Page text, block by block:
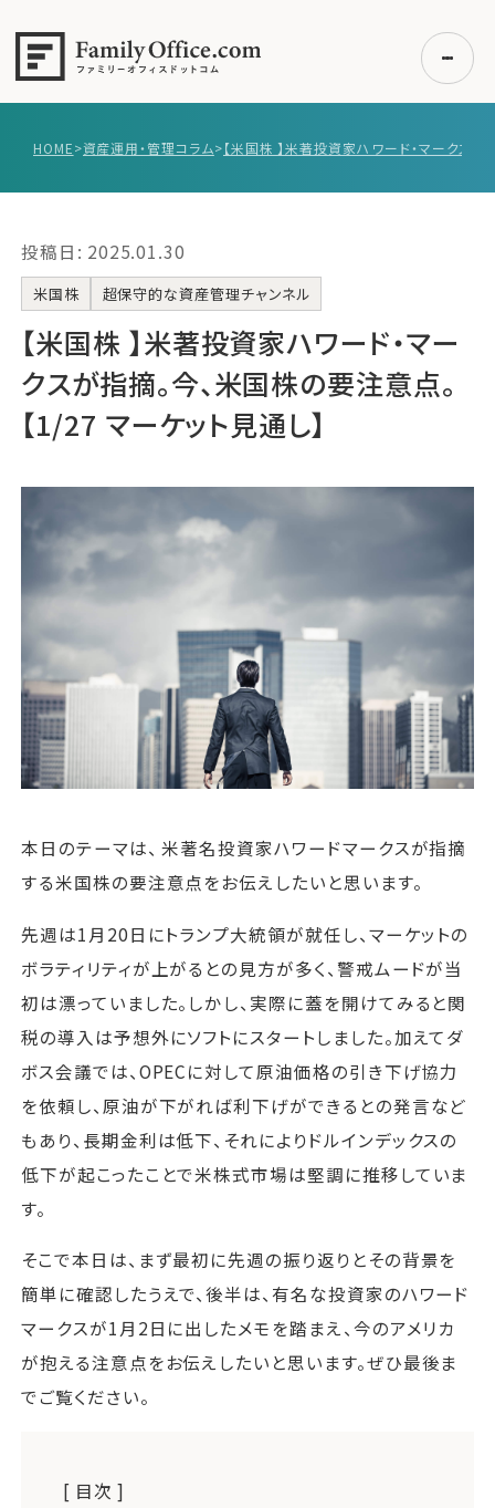
事例紹介
エキスパート一覧
無料講座
コラム
利用者の声
運営会社
メールマガジン登録
よくある質問
HOME>資産運用・管理コラム>
投稿日: 2025.01.30
米国株 超保守的な資産管理チャンネル
【米国株 】米著投資家ハワード・マー
クスが指摘。今、米国株の要注意点。
【1/27 マーケット見通し】
本日のテーマは、 米著名投資家ハワードマークスが指摘
する米国株の要注意点をお伝えしたいと思います。
先週は1月20日にトランプ大統領が就任し、マーケットの
ボラティリティが上がるとの見方が多く、警戒ムードが当
初は漂っていました。しかし、実際に蓋を開けてみると関
税の導入は予想外にソフトにスタートしました。加えてダ
ボス会議では、OPECに対して原油価格の引き下げ協力
を依頼し、原油が下がれば利下げができるとの発言など
もあり、長期金利は低下、それによりドルインデックスの
低下が起こったことで米株式市場は堅調に推移していま
す。
そこで本日は、まず最初に先週の振り返りとその背景を
簡単に確認したうえで、後半は、有名な投資家のハワード
マークスが1月2日に出したメモを踏まえ、今のアメリカ
が抱える注意点をお伝えしたいと思います。ぜひ最後ま
でご覧ください。
[ 目次 ]